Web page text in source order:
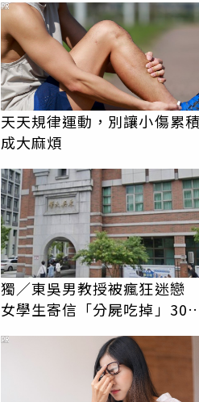
天天規律運動，別讓小傷累
成大麻煩
PR
獨／東吳男教授被瘋狂迷
女學生寄信「分屍吃掉」30
PR